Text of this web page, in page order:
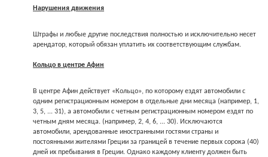
Нарушения движения
Штрафы и любые другие последствия полностью и исключительно несет
арендатор, который обязан уплатить их соответствующим службам.
Кольцо в центре Афин
В центре Афин действует «Кольцо», по которому ездят автомобили с
одним регистрационным номером в отдельные дни месяца (например, 1,
3, 5, ... 31), а автомобили с четным регистрационным номером ездят по
четным дням месяца. (например, 2, 4, 6, ... 30). Исключаются
автомобили, арендованные иностранными гостями страны и
постоянными жителями Греции за границей в течение первых сорока (40)
дней их пребывания в Греции. Однако каждому клиенту должен быть